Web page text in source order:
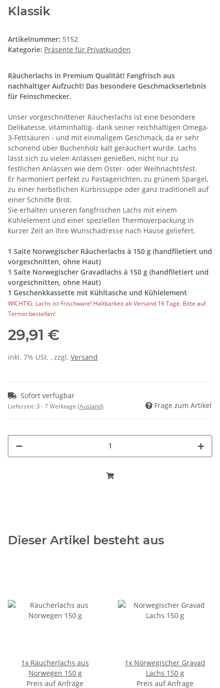
Klassik
Artikelnummer: 5152
Kategorie: Präsente für Privatkunden
Räucherlachs in Premium Qualität! Fangfrisch aus
nachhaltiger Aufzucht! Das besondere Geschmackserlebnis
für Feinschmecker.
Unser vorgeschnittener Räucherlachs ist eine besondere
Delikatesse, vitaminhaltig- dank seiner reichhaltigen Omega-
3-Fettsäuren - und mit einmaligem Geschmack, da er sehr
schonend über Buchenholz kalt geräuchert wurde. Lachs
lässt sich zu vielen Anlässen genießen, nicht nur zu
festlichen Anlässen wie dem Oster- oder Weihnachtsfest.
Er harmoniert perfekt zu Pastagerichten, zu grünem Spargel,
zu einer herbstlichen Kürbissuppe oder ganz traditionell auf
einer Schnitte Brot.
Sie erhalten unseren fangfrischen Lachs mit einem
Kühlelement und einer speziellen Thermoverpackung in
kurzer Zeit an Ihre Wunschadresse nach Hause geliefert.
1 Saite Norwegischer Räucherlachs à 150 g (handfiletiert und
vorgeschnitten, ohne Haut)
1 Saite Norwegischer Gravadlachs à 150 g (handfiletiert und
vorgeschnitten, ohne Haut)
1 Geschenkkassette mit Kühltasche und Kühlelement
WICHTIG: Lachs ist Frischware! Haltbarkeit ab Versand 16 Tage. Bitte auf
Termin bestellen!
29,91 €
inkl. 7% USt. , zzgl. Versand
Sofort verfügbar
Lieferzeit:3 - 7 Werktage (Ausland) Frage zum Artikel
Dieser Artikel besteht aus
1x Räucherlachs aus
Norwegen 150 g
Preis auf Anfrage
1x Norwegischer Gravad
Lachs 150 g
Preis auf Anfrage